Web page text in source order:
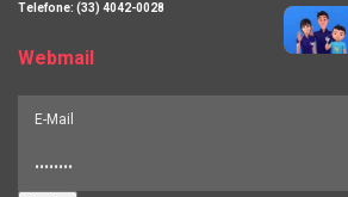
Telefone: (33) 4042-0028
Webmail